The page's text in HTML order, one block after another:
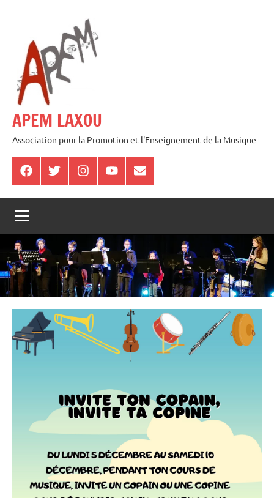
contenu
APEM LAXOU
Association pour la Promotion et l'Enseignement de la Musique
FacebookTwitterInstagramYoutube
E-
mail